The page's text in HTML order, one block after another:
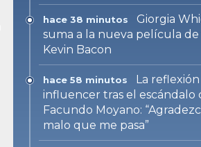
hace 38 minutos
Giorgia
suma a la nueva película
Kevin Bacon
hace 58 minutos
La
influencer tras el escándalo
Facundo Moyano:
malo que me pasa”